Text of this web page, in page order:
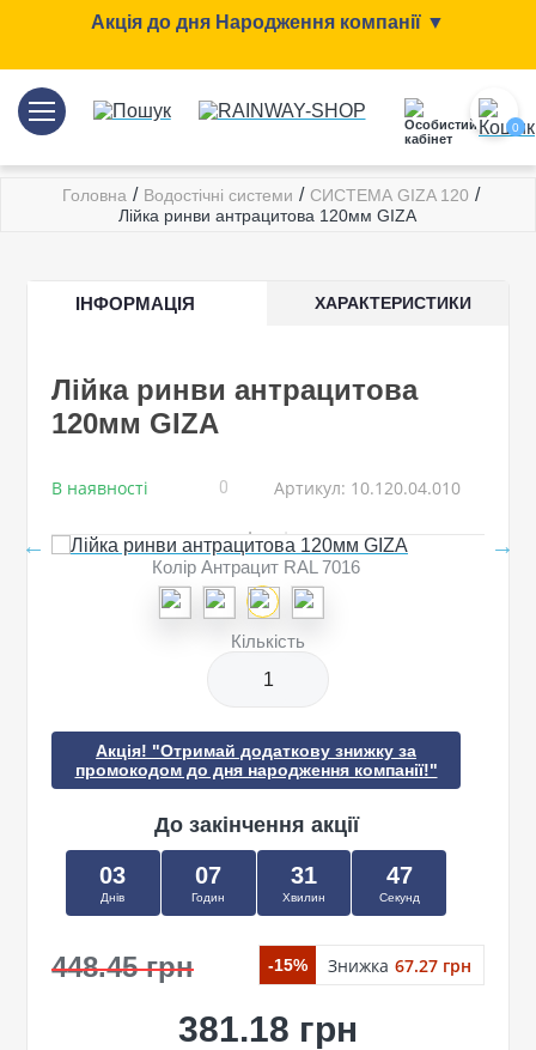
Акція до дня Народження компанії ▼
0
Головна / Водостічні системи / СИСТЕМА GIZA 120 /
Лійка ринви антрацитова 120мм GIZA
ІНФОРМАЦІЯ ХАРАКТЕРИСТИКИ
Лійка ринви антрацитова
120мм GIZA
В наявності 0 Артикул: 10.120.04.010
Колір Антрацит RAL 7016
Кількість
Акція! "Отримай додаткову знижку за
промокодом до дня народження компанії!"
До закінчення акції
03
Днів
07
Годин
31
Хвилин
47
Секунд
448.45 грн -15% Знижка 67.27 грн
381.18 грн